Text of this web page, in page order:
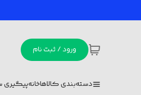
ورود / ثبت نام
دسته‌بندی کالاهاخانهپیگیری